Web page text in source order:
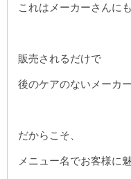
これはメーカーさんに
販売されるだけで
後のケアのないメーカ
だからこそ、
メニュー名でお客様に